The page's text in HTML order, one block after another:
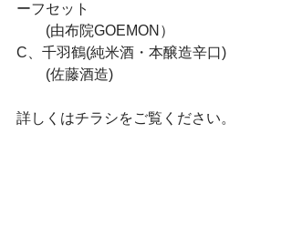
ーフセット
(由布院GOEMON）
C、千羽鶴(純米酒・本醸造辛口)
(佐藤酒造)
詳しくはチラシをご覧ください。